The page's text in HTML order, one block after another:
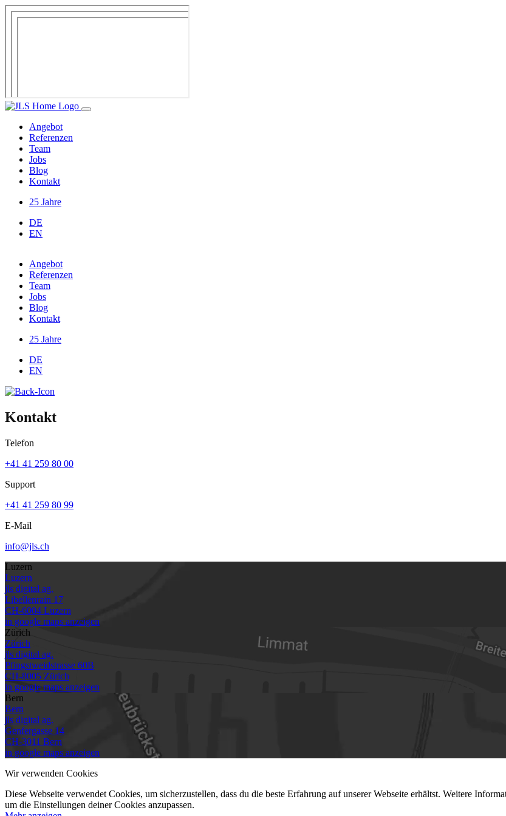
Angebot
Referenzen
Team
Jobs
Blog
Kontakt
25 Jahre
DE
EN
Angebot
Referenzen
Team
Jobs
Blog
Kontakt
25 Jahre
DE
EN
Kontakt
Telefon
+41 41 259 80 00
Support
+41 41 259 80 99
E-Mail
info@jls.ch
Luzern
Luzern
jls digital ag.
Libellenrain 17
CH-6004 Luzern
in google maps anzeigen
Zürich
Zürich
jls digital ag.
Pfingstweidstrasse 60B
CH-8005 Zürich
in google maps anzeigen
Bern
Bern
jls digital ag.
Genfergasse 14
CH-3011 Bern
in google maps anzeigen
Wir verwenden Cookies
Diese Webseite verwendet Cookies, um sicherzustellen, dass du die beste Erfahrung auf unserer Webseite erhältst. Weitere
um die Einstellungen deiner Cookies anzupassen.